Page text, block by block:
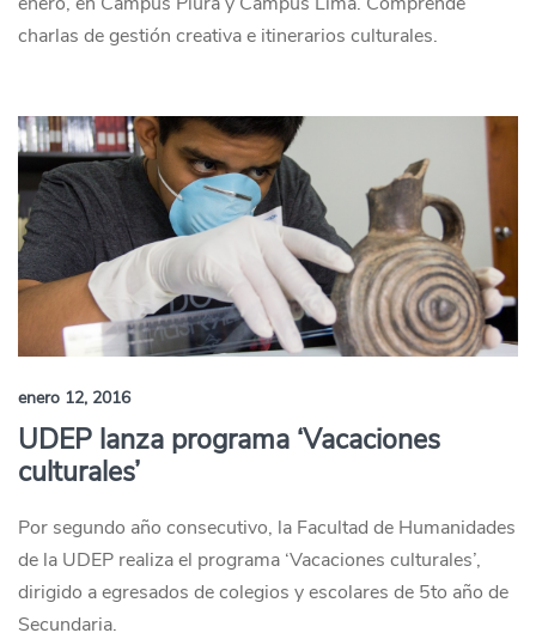
charlas de gestión creativa e itinerarios culturales.
enero 12, 2016
UDEP lanza programa ‘Vacaciones
culturales’
Por segundo año consecutivo, la Facultad de Humanidades
de la UDEP realiza el programa ‘Vacaciones culturales’,
dirigido a egresados de colegios y escolares de 5to año de
Secundaria.